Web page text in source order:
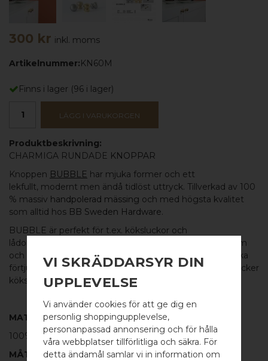
300 kr inkl. moms
Artikelnummer:KN60M
Finns i lager (96 i lager)
LÄGG I VARUKORGEN
Produktbeskrivning:
CHARMIGA RUNDADE KNOPPAR
Knoppen BUBBLE har mjuka former och ett
lekfullt, modernt men ändå tidlöst uttryck. Tillverkad av 100
% massiv handpolerad mässing och med högsta kvalitet
som alltid hos BB Sweden Hardware.
BUBBLE är perfekt för t.ex. köksluckor och
lådor, garderobsdörrar och byrålådor. BUBBLE är en varm
och härlig detalj i alla utrymmen och kommer att vara lika
förtjusande i ett sovrum, ett elegant badrum eller en vacker
köksinredning.
MATERIAL
100%
POLERAD MÄSSING
MÅTT
VI SKRÄDDARSYR DIN
UPPLEVELSE
Vi använder cookies för att ge dig en
personlig shoppingupplevelse,
personanpassad annonsering och för hålla
våra webbplatser tillförlitliga och säkra. För
detta ändamål samlar vi in information om